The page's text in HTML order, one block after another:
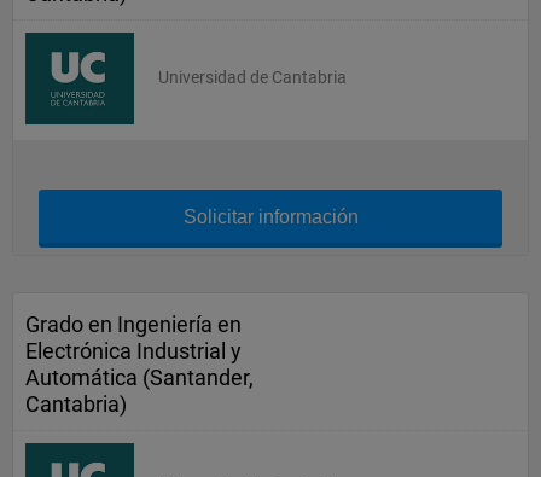
Universidad de Cantabria
Solicitar información
Grado en Ingeniería en
Electrónica Industrial y
Automática (Santander,
Cantabria)